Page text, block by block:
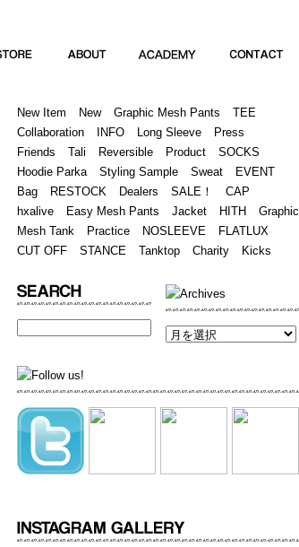
New Item New Graphic Mesh Pants
TEE
Collaboration
INFO Long Sleeve
Press
Friends
Tali Reversible Product
SOCKS
Hoodie Parka
Styling Sample Sweat
EVENT
Bag
RESTOCK Dealers SALE！
CAP
hxalive
Easy Mesh Pants Jacket HITH
Graphic
Mesh Tank
Practice NOSLEEVE
FLATLUX
CUT OFF
STANCE Tanktop Charity Kicks